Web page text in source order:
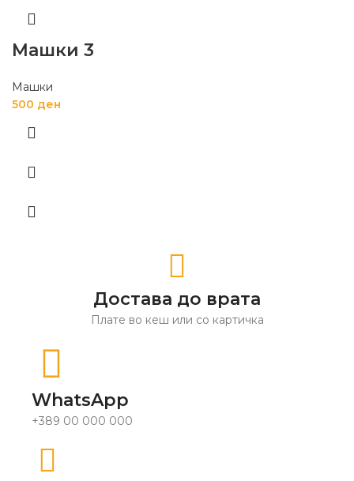
Машки 3
Машки
500 ден
Достава до врата
Плате во кеш или со картичка
WhatsApp
+389 00 000 000